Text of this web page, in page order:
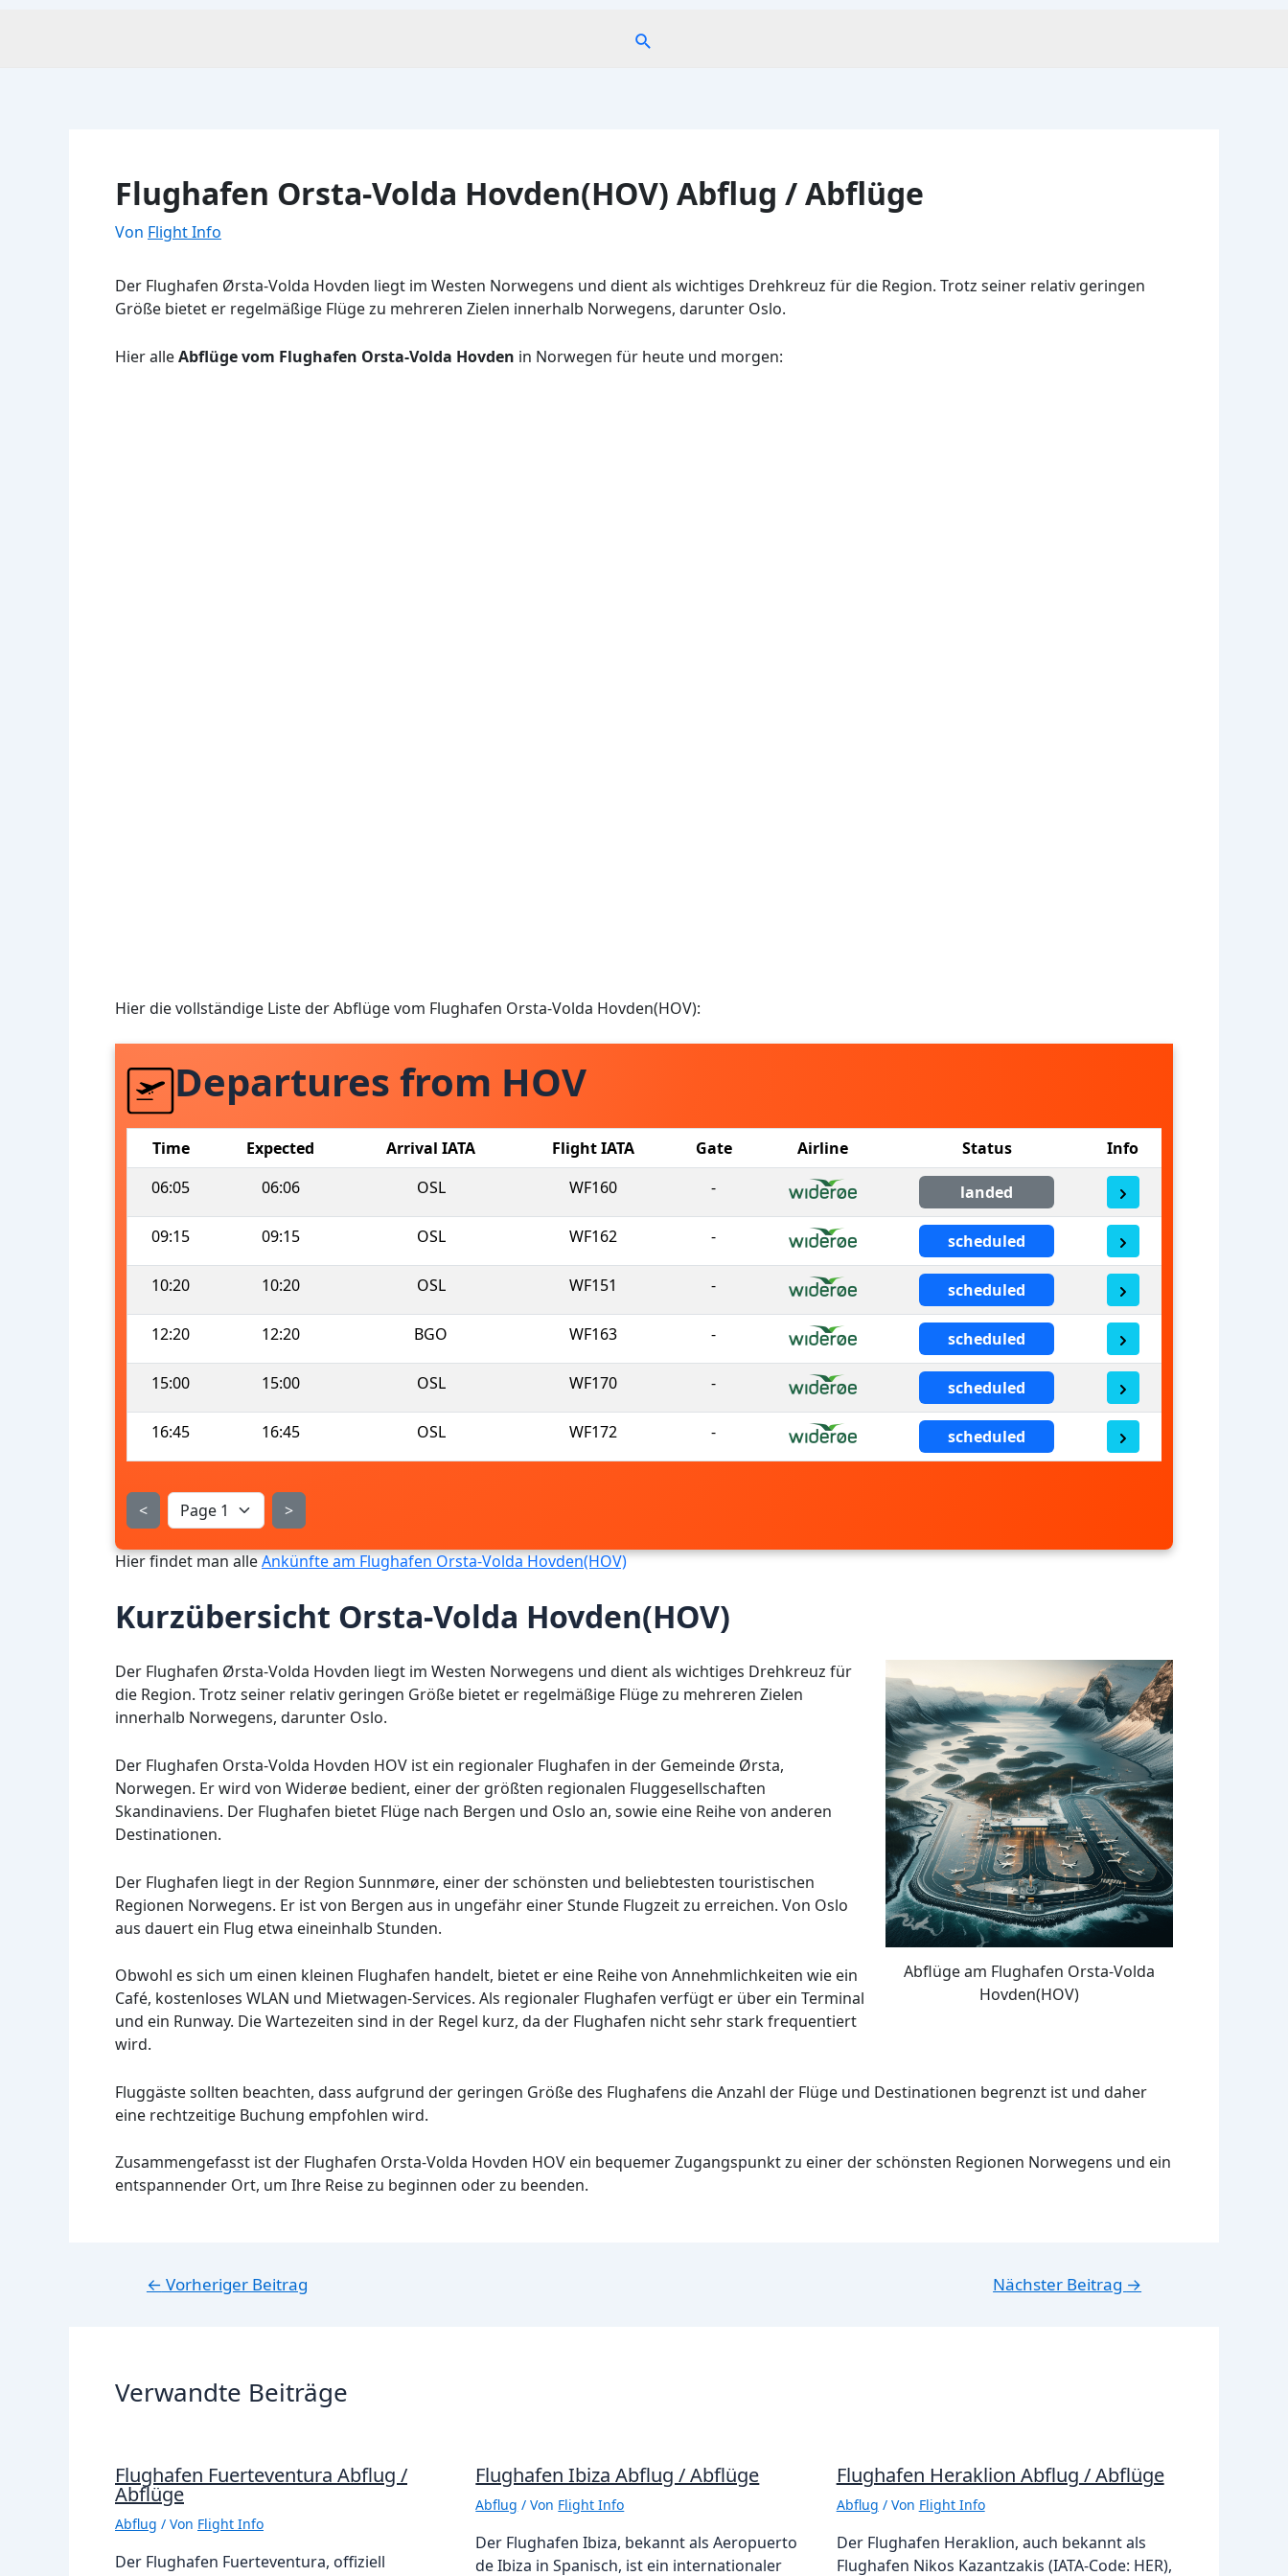
Suche
Flughafen Orsta-Volda Hovden(HOV) Abflug / Abflüge
Von Flight Info
Der Flughafen Ørsta-Volda Hovden liegt im Westen Norwegens und dient als wichtiges Drehkreuz für die Region. Trotz seiner relativ geringen
Größe bietet er regelmäßige Flüge zu mehreren Zielen innerhalb Norwegens, darunter Oslo.
Hier alleAbflüge vom Flughafen Orsta-Volda Hovden in Norwegen für heute und morgen:
Hier die vollständige Liste der Abflüge vom Flughafen Orsta-Volda Hovden(HOV):
Departures from HOV
Time Expected Arrival IATA Flight IATA Gate Airline Status
Info
06:05
06:06 OSL WF160 - landed
09:15 09:15 OSL WF162 - scheduled
10:20 10:20 OSL WF151 - scheduled
12:20 12:20 BGO WF163 - scheduled
15:00 15:00 OSL WF170 - scheduled
16:45 16:45 OSL WF172 - scheduled
< >
Hier findet man alleAnkünfte am Flughafen Orsta-Volda Hovden(HOV)
Kurzübersicht Orsta-Volda Hovden(HOV)
Abflüge am Flughafen Orsta-Volda
Hovden(HOV)
Der Flughafen Ørsta-Volda Hovden liegt im Westen Norwegens und dient als wichtiges Drehkreuz für
die Region. Trotz seiner relativ geringen Größe bietet er regelmäßige Flüge zu mehreren Zielen
innerhalb Norwegens, darunter Oslo.
Der Flughafen Orsta-Volda Hovden HOV ist ein regionaler Flughafen in der Gemeinde Ørsta,
Norwegen. Er wird von Widerøe bedient, einer der größten regionalen Fluggesellschaften
Skandinaviens. Der Flughafen bietet Flüge nach Bergen und Oslo an, sowie eine Reihe von anderen
Destinationen.
Der Flughafen liegt in der Region Sunnmøre, einer der schönsten und beliebtesten touristischen
Regionen Norwegens. Er ist von Bergen aus in ungefähr einer Stunde Flugzeit zu erreichen. Von Oslo
aus dauert ein Flug etwa eineinhalb Stunden.
Obwohl es sich um einen kleinen Flughafen handelt, bietet er eine Reihe von Annehmlichkeiten wie ein
Café, kostenloses WLAN und Mietwagen-Services. Als regionaler Flughafen verfügt er über ein Terminal
und ein Runway. Die Wartezeiten sind in der Regel kurz, da der Flughafen nicht sehr stark frequentiert
wird.
Fluggäste sollten beachten, dass aufgrund der geringen Größe des Flughafens die Anzahl der Flüge und Destinationen begrenzt ist und daher
eine rechtzeitige Buchung empfohlen wird.
Zusammengefasst ist der Flughafen Orsta-Volda Hovden HOV ein bequemer Zugangspunkt zu einer der schönsten Regionen Norwegens und ein
entspannender Ort, um Ihre Reise zu beginnen oder zu beenden.
Beitragsnavigation
← Vorheriger Beitrag Nächster Beitrag →
Verwandte Beiträge
Flughafen Fuerteventura Abflug /
Abflüge
Abflug / Von Flight Info
Der Flughafen Fuerteventura, offiziell
Flughafen Ibiza Abflug / Abflüge
Abflug / Von Flight Info
Der Flughafen Ibiza, bekannt als Aeropuerto
de Ibiza in Spanisch, ist ein internationaler
Flughafen Heraklion Abflug / Abflüge
Abflug / Von Flight Info
Der Flughafen Heraklion, auch bekannt als
Flughafen Nikos Kazantzakis (IATA-Code: HER),